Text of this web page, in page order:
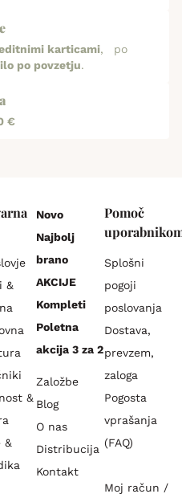
karticami, po
po povzetju.
€
&
&
&
Novo
Najbolj
brano
AKCIJE
Kompleti
Poletna
akcija 3 za 2
Založbe
Blog
O nas
Distribucija
Kontakt
Pomoč
Splošni
pogoji
poslovanja
Dostava,
prevzem,
zaloga
Pogosta
vprašanja
(FAQ)
Moj račun /